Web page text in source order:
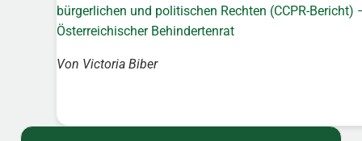
bürgerlichen und politischen Rechten (CCPR-Bericht)
Österreichischer Behindertenrat
Von Victoria Biber